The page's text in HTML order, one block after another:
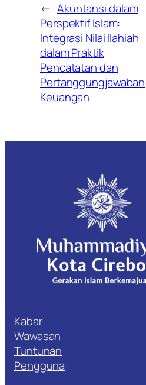
← Akuntansi dalam
Perspektif Islam:
Integrasi Nilai Ilahiah
dalam Praktik
Pencatatan dan
Pertanggungjawaban
Keuangan
Kabar
Wawasan
Tuntunan
Pengguna